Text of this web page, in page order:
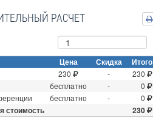
РАСЧЕТ
Цена Скидка Итого
230 -
230
бесплатно -
0
бесплатно - 0
стоимость 230